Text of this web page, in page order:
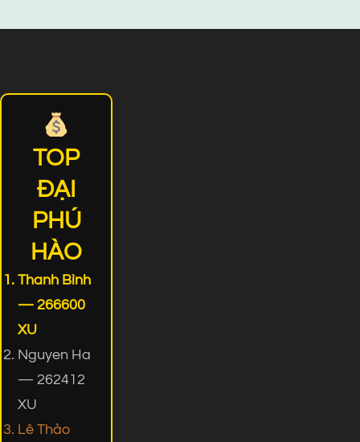
TOP
ĐẠI
PHÚ
HÀO
Thanh Bình
— 266600
XU
Nguyen Ha
— 262412
XU
Lê Thảo